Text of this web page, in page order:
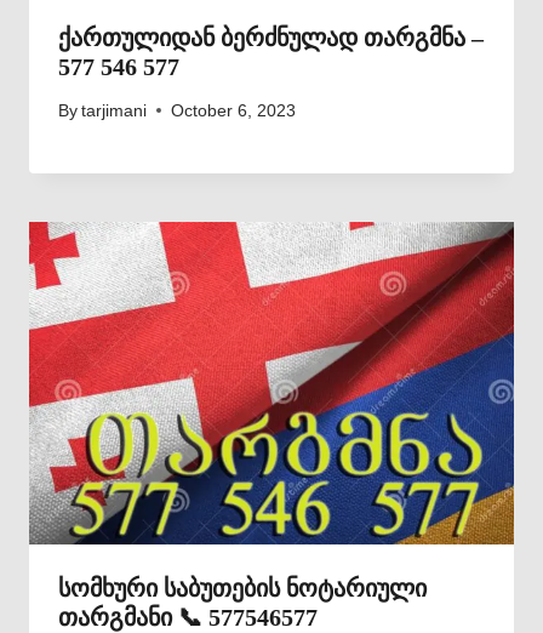
ქართულიდან ბერძნულად თარგმნა –
577 546 577
By tarjimani October 6, 2023
სომხური საბუთების ნოტარიული
თარგმანი 📞 577546577